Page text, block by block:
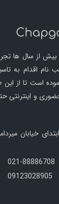
بیش از سال ها
نام اقدام به
است تا از
و اینترنتی
خیابان